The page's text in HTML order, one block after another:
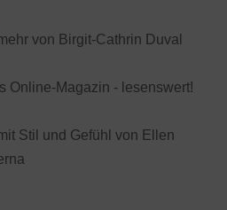
von Birgit-Cathrin Duval
Online-Magazin - lesenswert!
Stil und Gefühl von Ellen